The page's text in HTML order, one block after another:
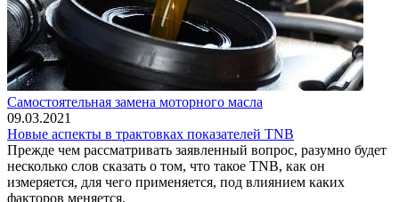
Самостоятельная замена моторного масла
09.03.2021
Новые аспекты в трактовках показателей TNB
Прежде чем рассматривать заявленный вопрос, разумно будет
несколько слов сказать о том, что такое TNB, как он
измеряется, для чего применяется, под влиянием каких
факторов меняется.